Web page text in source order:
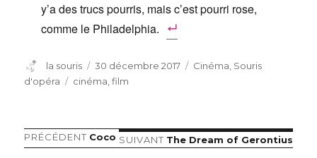
y’a des trucs pourris, mais c’est pourri rose,
comme le Philadelphia.
Auteur
la souris
Publié
le
30 décembre 2017 Catégories
Cinéma, Souris
d'opéra
Étiquettes
cinéma ,film
Navigation
PRÉCÉDENT Article
précédent :
Coco SUIVANT Article
The Dream of Gerontius